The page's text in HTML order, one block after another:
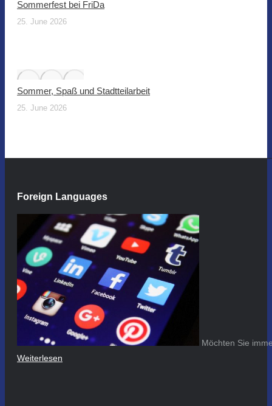
Sommerfest bei FriDa
25. June 2026
Sommer, Spaß und Stadtteilarbeit
25. June 2026
Foreign Languages
Möchten Sie
Weiterlesen